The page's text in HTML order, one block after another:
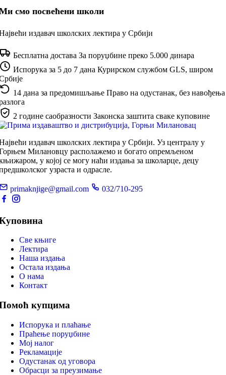
смо посвећени школи
издавач школских лектира у Србији
Бесплатна достава За поруџбине преко 5.000 динара
Испорука за 5 до 7 дана Курирском службом GLS, широм
14 дана за предомишљање Право на одустанак, без навођења
2 године саобразности Законска заштита сваке куповине
издавач школских лектира у Србији. Уз централу у
Милановцу располажемо и богато опремљеном
у којој се могу наћи издања за школарце, децу
узраста и одрасле.
primaknjige@gmail.com 032/710-295
Све књиге
Лектира
Наша издања
Остала издања
О нама
Контакт
купцима
Испорука и плаћање
Праћење поруџбине
Мој налог
Рекламације
Одустанак од уговора
Обрасци за преузимање